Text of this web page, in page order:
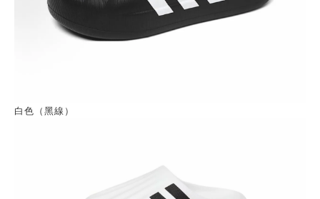
白色（黑線）